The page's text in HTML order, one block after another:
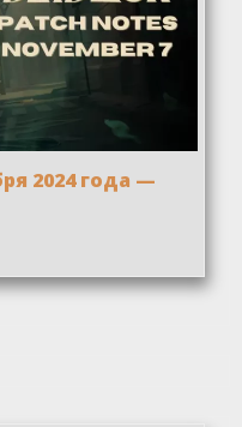
2024 года —